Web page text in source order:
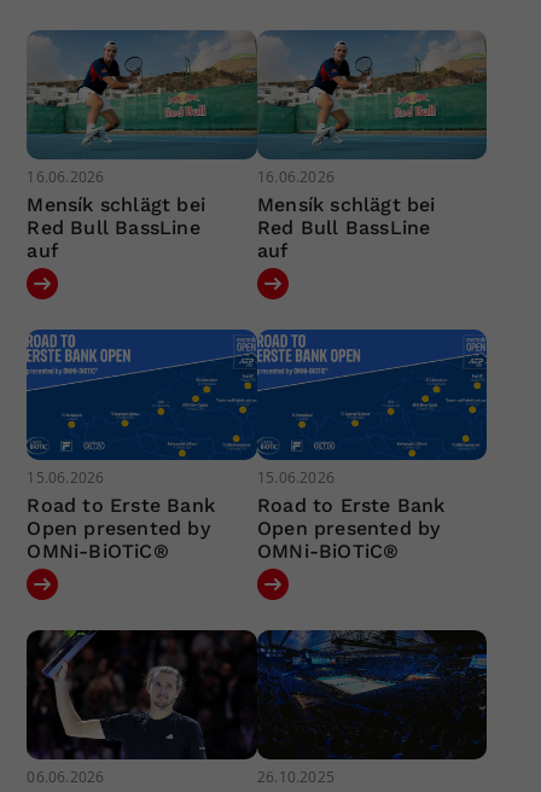
16.06.2026
Mensík schlägt bei
Red Bull BassLine
auf
16.06.2026
Mensík schlägt bei
Red Bull BassLine
auf
15.06.2026
Road to Erste Bank
Open presented by
OMNi-BiOTiC®
15.06.2026
Road to Erste Bank
Open presented by
OMNi-BiOTiC®
06.06.2026 26.10.2025